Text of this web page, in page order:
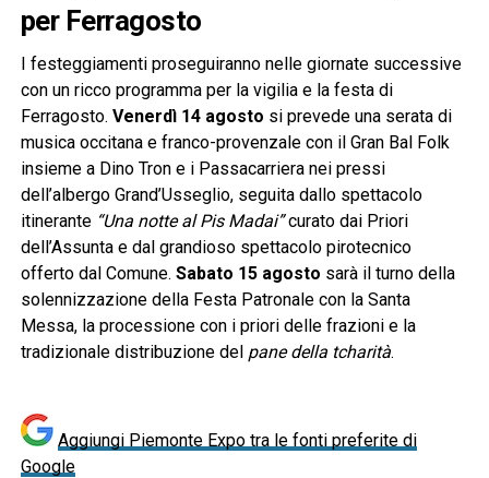
per Ferragosto
I festeggiamenti proseguiranno nelle giornate successive
con un ricco programma per la vigilia e la festa di
Ferragosto. Venerdì 14 agosto si prevede una serata di
musica occitana e franco-provenzale con il Gran Bal Folk
insieme a Dino Tron e i Passacarriera nei pressi
dell’albergo Grand’Usseglio, seguita dallo spettacolo
itinerante “Una notte al Pis Madai”curato dai Priori
dell’Assunta e dal grandioso spettacolo pirotecnico
offerto dal Comune. Sabato 15 agosto sarà il turno della
solennizzazione della Festa Patronale con la Santa
Messa, la processione con i priori delle frazioni e la
tradizionale distribuzione del pane della tcharità.
Aggiungi Piemonte Expo tra le fonti preferite di
Google